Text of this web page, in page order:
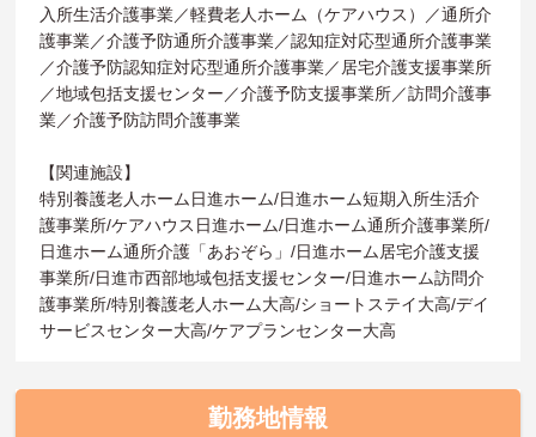
入所生活介護事業／軽費老人ホーム（ケアハウス）／通所介
護事業／介護予防通所介護事業／認知症対応型通所介護事業
／介護予防認知症対応型通所介護事業／居宅介護支援事業所
／地域包括支援センター／介護予防支援事業所／訪問介護事
業／介護予防訪問介護事業
【関連施設】
特別養護老人ホーム日進ホーム/日進ホーム短期入所生活介
護事業所/ケアハウス日進ホーム/日進ホーム通所介護事業所/
日進ホーム通所介護「あおぞら」/日進ホーム居宅介護支援
事業所/日進市西部地域包括支援センター/日進ホーム訪問介
護事業所/特別養護老人ホーム大高/ショートステイ大高/デイ
サービスセンター大高/ケアプランセンター大高
勤務地情報